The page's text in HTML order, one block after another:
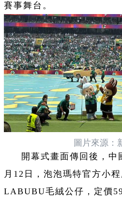
賽事舞台。
圖片來源：
開幕式畫面傳回後，中
月12日，泡泡瑪特官方小
LABUBU毛絨公仔，定價